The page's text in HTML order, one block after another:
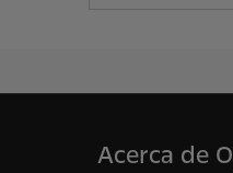
Acerca de